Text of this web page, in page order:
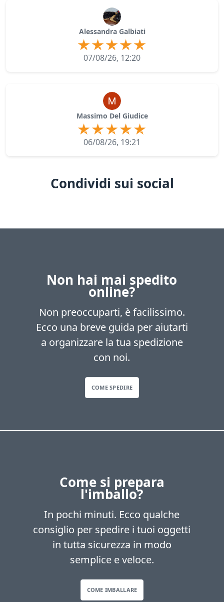
Alessandra Galbiati
07/08/26, 12:20
Massimo Del Giudice
06/08/26, 19:21
Condividi sui social
Non hai mai spedito
online?
Non preoccuparti, è facilissimo.
Ecco una breve guida per aiutarti
a organizzare la tua spedizione
con noi.
COME SPEDIRE
Come si prepara
l'imballo?
In pochi minuti. Ecco qualche
consiglio per spedire i tuoi oggetti
in tutta sicurezza in modo
semplice e veloce.
COME IMBALLARE